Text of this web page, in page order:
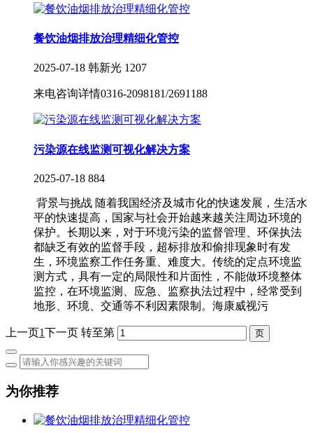
餐饮油烟排放治理精细化管控
2025-07-18 韩新光 1207
来电咨询详情0316-2098181/2691188
污染源在线监测可视化解决方案
2025-07-18 884
背景与挑战 随着我国经济及城市化的快速发展，生活水
平的快速提高，国家与社会开始越来越关注周边环境的
保护。长期以来，对于环境污染的监督管理、环保执法
都缺乏有效的监督手段，超标排放和偷排现象时有发
生，环境监察工作任务重、难度大。传统的定点环境监
测方式，具有一定的局限性和片面性，不能做环境整体
监控，在环境监测、应急、监察执法过程中，经常受到
地形、环境、交通等不利因素限制。海康威视污
上一页1下一页 转至第
为你推荐